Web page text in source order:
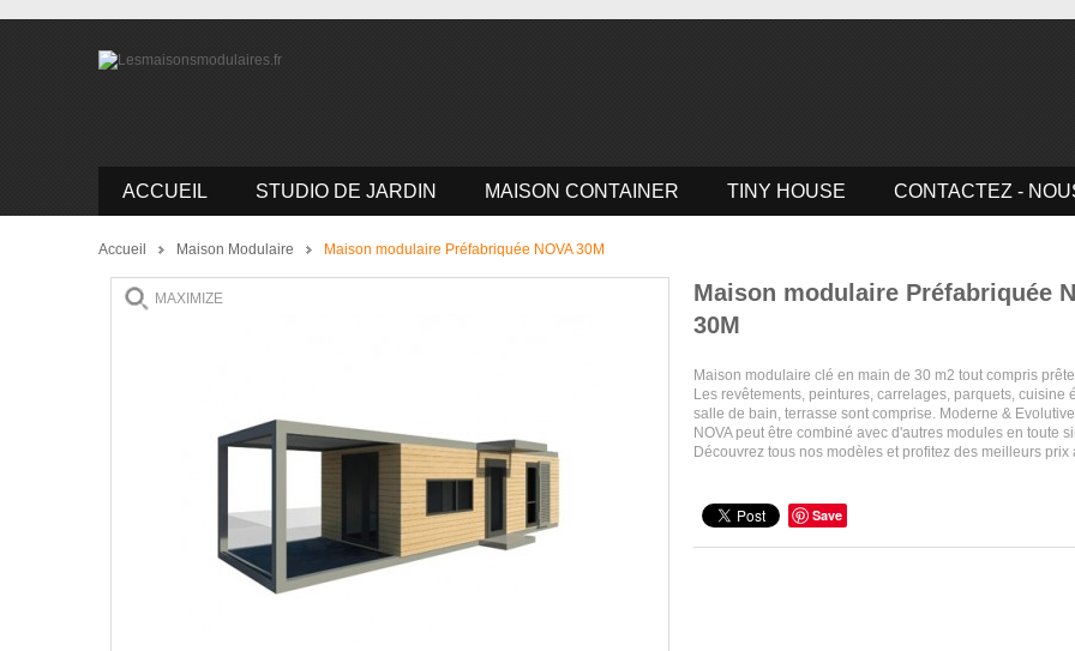
ACCUEIL STUDIO DE JARDIN MAISON CONTAINER TINY HOUSE CONTACTEZ -
Accueil Maison Modulaire Maison modulaire Préfabriquée NOVA 30M
MAXIMIZE
Maison modulaire Préfabriquée
30M
Maison modulaire clé en main de 30 m2 tout compris
Les revêtements, peintures, carrelages, parquets, cuisine
salle de bain, terrasse sont comprise. Moderne &
NOVA peut être combiné avec d'autres modules en toute
Découvrez tous nos modèles et profitez des meilleurs prix
Save